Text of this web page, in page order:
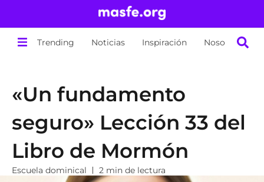
Trending Noticias Inspiración Nosotros
«Un fundamento
seguro» Lección 33 del
Libro de Mormón
Escuela dominical 2 min de lectura